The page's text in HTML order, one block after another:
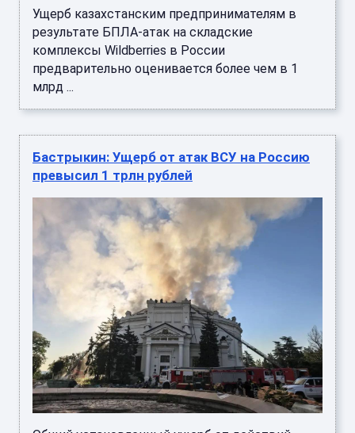
Ущерб казахстанским предпринимателям в
результате БПЛА-атак на складские
комплексы Wildberries в России
предварительно оценивается более чем в 1
млрд ...
Бастрыкин: Ущерб от атак ВСУ на Россию
превысил 1 трлн рублей